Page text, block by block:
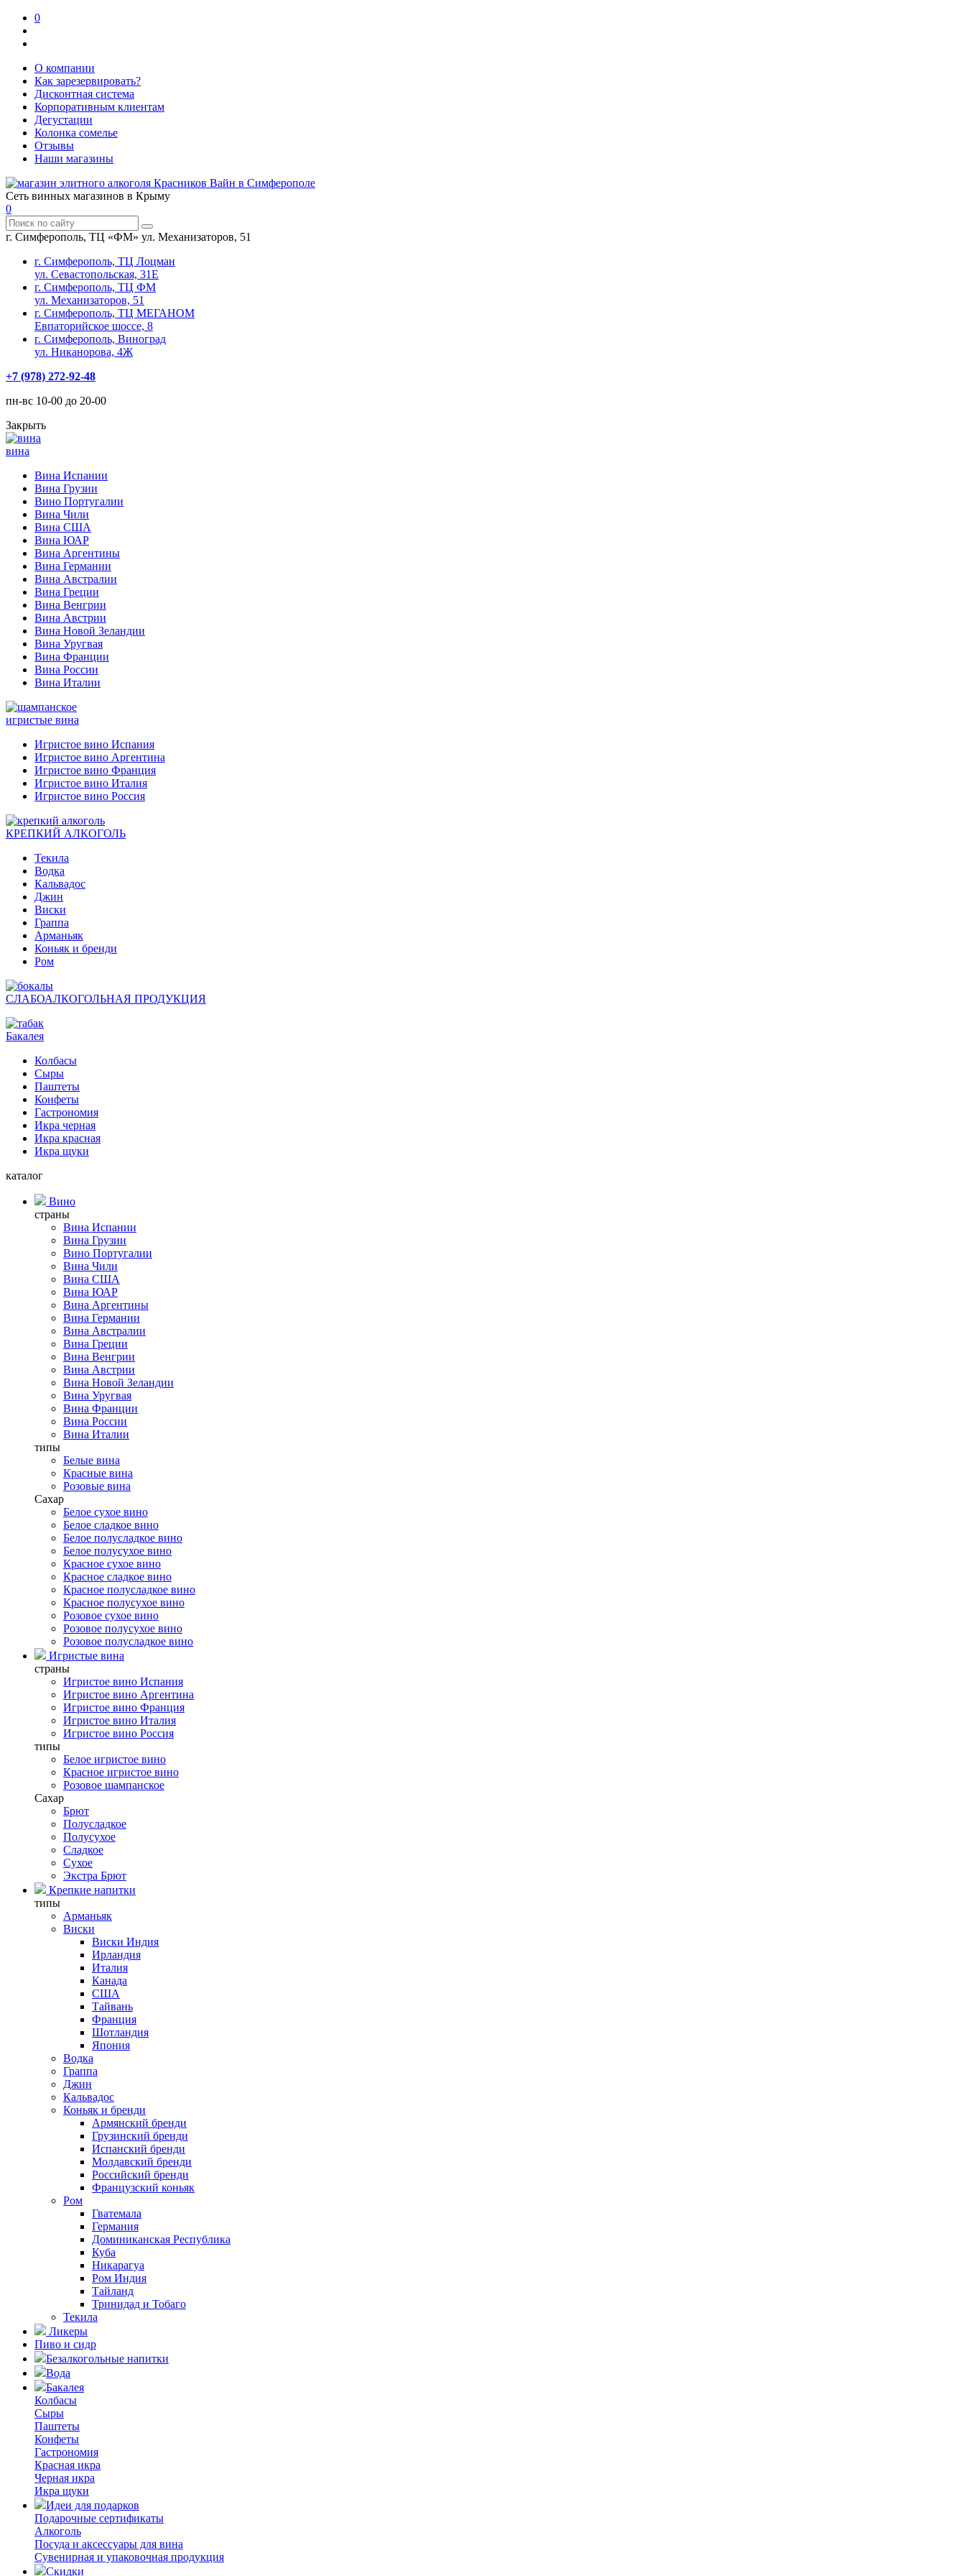
0
О компании
Как зарезервировать?
Дисконтная система
Корпоративным клиентам
Дегустации
Колонка сомелье
Отзывы
Наши магазины
Сеть винных магазинов в Крыму
0
г. Симферополь, ТЦ «ФМ» ул. Механизаторов, 51
г. Симферополь, ТЦ Лоцман
ул. Севастопольская, 31Е
г. Симферополь, ТЦ ФМ
ул. Механизаторов, 51
г. Симферополь, ТЦ МЕГАНОМ
Евпаторийское шоссе, 8
г. Симферополь, Виноград
ул. Никанорова, 4Ж
+7 (978) 272-92-48
пн-вс 10-00 до 20-00
Закрыть
вина
Вина Испании
Вина Грузии
Вино Португалии
Вина Чили
Вина США
Вина ЮАР
Вина Аргентины
Вина Германии
Вина Австралии
Вина Греции
Вина Венгрии
Вина Австрии
Вина Новой Зеландии
Вина Уругвая
Вина Франции
Вина России
Вина Италии
игристые вина
Игристое вино Испания
Игристое вино Аргентина
Игристое вино Франция
Игристое вино Италия
Игристое вино Россия
КРЕПКИЙ АЛКОГОЛЬ
Текила
Водка
Кальвадос
Джин
Виски
Граппа
Арманьяк
Коньяк и бренди
Ром
СЛАБОАЛКОГОЛЬНАЯ ПРОДУКЦИЯ
Бакалея
Колбасы
Сыры
Паштеты
Конфеты
Гастрономия
Икра черная
Икра красная
Икра щуки
каталог
Вино
страны
Вина Испании
Вина Грузии
Вино Португалии
Вина Чили
Вина США
Вина ЮАР
Вина Аргентины
Вина Германии
Вина Австралии
Вина Греции
Вина Венгрии
Вина Австрии
Вина Новой Зеландии
Вина Уругвая
Вина Франции
Вина России
Вина Италии
типы
Белые вина
Красные вина
Розовые вина
Сахар
Белое сухое вино
Белое сладкое вино
Белое полусладкое вино
Белое полусухое вино
Красное сухое вино
Красное сладкое вино
Красное полусладкое вино
Красное полусухое вино
Розовое сухое вино
Розовое полусухое вино
Розовое полусладкое вино
Игристые вина
страны
Игристое вино Испания
Игристое вино Аргентина
Игристое вино Франция
Игристое вино Италия
Игристое вино Россия
типы
Белое игристое вино
Красное игристое вино
Розовое шампанское
Сахар
Брют
Полусладкое
Полусухое
Сладкое
Сухое
Экстра Брют
Крепкие напитки
типы
Арманьяк
Виски
Виски Индия
Ирландия
Италия
Канада
США
Тайвань
Франция
Шотландия
Япония
Водка
Граппа
Джин
Кальвадос
Коньяк и бренди
Армянский бренди
Грузинский бренди
Испанский бренди
Молдавский бренди
Российский бренди
Французский коньяк
Ром
Гватемала
Германия
Доминиканская Республика
Куба
Никарагуа
Ром Индия
Тайланд
Тринидад и Тобаго
Текила
Ликеры
Пиво и сидр
Безалкогольные напитки
Вода
Бакалея
Колбасы
Сыры
Паштеты
Конфеты
Гастрономия
Красная икра
Черная икра
Икра щуки
Идеи для подарков
Подарочные сертификаты
Алкоголь
Посуда и аксессуары для вина
Сувенирная и упаковочная продукция
Скидки